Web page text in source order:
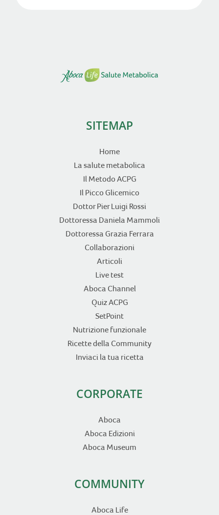
SITEMAP
Home
La salute metabolica
Il Metodo ACPG
Il Picco Glicemico
Dottor Pier Luigi Rossi
Dottoressa Daniela Mammoli
Dottoressa Grazia Ferrara
Collaborazioni
Articoli
Live test
Aboca Channel
Quiz ACPG
SetPoint
Nutrizione funzionale
Ricette della Community
Inviaci la tua ricetta
CORPORATE
Aboca
Aboca Edizioni
Aboca Museum
COMMUNITY
Aboca Life